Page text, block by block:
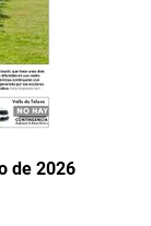
de 2026